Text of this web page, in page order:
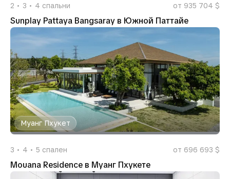
2 3 4 спальни от 935 704 $
Sunplay Pattaya Bangsaray в Южной Паттайе
Муанг Пхукет
3 4 5 спален от 696 693 $
Mouana Residence в Муанг Пхукете